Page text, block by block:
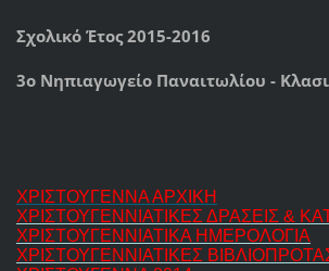
Σχολικό Έτος 2015-2016
3ο Νηπιαγωγείο Παναιτωλίου -
ΧΡΙΣΤΟΥΓΕΝΝΑ ΑΡΧΙΚΗ
ΧΡΙΣΤΟΥΓΕΝΝΙΑΤΙΚΕΣ ΔΡΑΣΕΙΣ &
ΧΡΙΣΤΟΥΓΕΝΝΙΑΤΙΚΑ ΗΜΕΡΟΛΟΓΙΑ
ΧΡΙΣΤΟΥΓΕΝΝΙΑΤΙΚΕΣ